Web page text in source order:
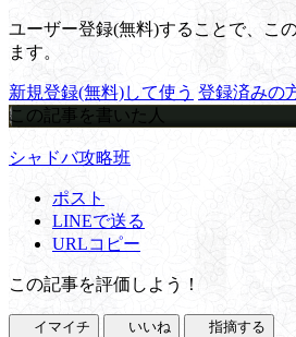
ユーザー登録(無料)することで、こ
ます。
新規登録(無料)して使う 登録済みの
この記事を書いた人
シャドバ攻略班
ポスト
LINEで送る
URLコピー
この記事を評価しよう！
イマイチ いいね 指摘する